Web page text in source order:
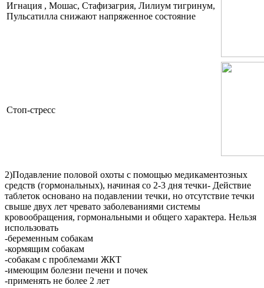
Игнация , Мошас, Стафизагрия, Лилиум тигринум,
Пульсатилла снижают напряженное состояние
Стоп-стресс
2)Подавление половой охоты с помощью медикаментозных
средств (гормональных), начиная со 2-3 дня течки- Действие
таблеток основано на подавлении течки, но отсутствие течки
свыше двух лет чревато заболеваниями системы
кровообращения, гормональными и общего характера. Нельзя
использовать
-беременным собакам
-кормящим собакам
-собакам с проблемами ЖКТ
-имеющим болезни печени и почек
-применять не более 2 лет